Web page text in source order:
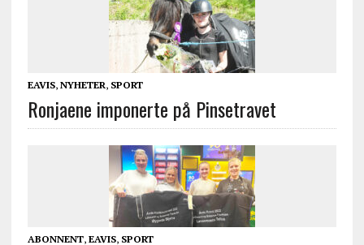
EAVIS, NYHETER, SPORT
Ronjaene imponerte på Pinsetravet
ABONNENT, EAVIS, SPORT